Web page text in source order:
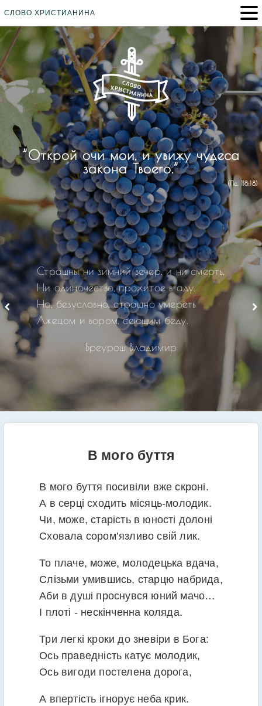
”Открой очи мои, и увижу чудеса
закона Твоего.”
(Пс. 118:18)
Страшны ни зимний вечер, и ни смерть,
Ни одиночество, прожитое в аду.
Но, безусловно, страшно умереть
Лжецом и вором, сеющим беду.
Бреурош Владимир
СЛОВО ХРИСТИАНИНА
В мого буття
В мого буття посивіли вже скроні.
А в серці сходить місяць-молодик.
Чи, може, старість в юності долоні
Сховала сором’язливо свій лик.
То плаче, може, молодецька вдача,
Слізьми умившись, старцю набрида,
Аби в душі проснувся юний мачо…
І плоті - нескінченна коляда.
Три легкі кроки до зневіри в Бога:
Ось праведність катує молодик,
Ось вигоди постелена дорога,
А впертість ігнорує неба крик.